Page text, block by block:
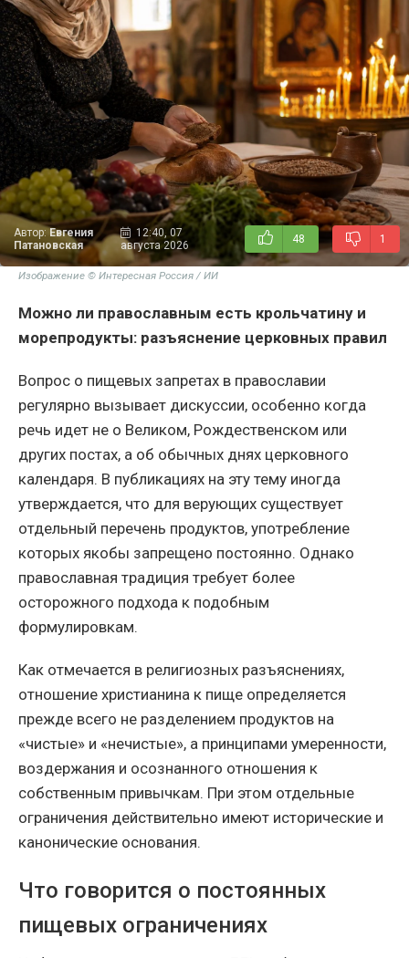
Автор: Евгения
Патановская
12:40, 07
августа 2026
48 1
Изображение © Интересная Россия / ИИ
Можно ли православным есть крольчатину и
морепродукты: разъяснение церковных правил
Вопрос о пищевых запретах в православии
регулярно вызывает дискуссии, особенно когда
речь идет не о Великом, Рождественском или
других постах, а об обычных днях церковного
календаря. В публикациях на эту тему иногда
утверждается, что для верующих существует
отдельный перечень продуктов, употребление
которых якобы запрещено постоянно. Однако
православная традиция требует более
осторожного подхода к подобным
формулировкам.
Как отмечается в религиозных разъяснениях,
отношение христианина к пище определяется
прежде всего не разделением продуктов на
«чистые» и «нечистые», а принципами умеренности,
воздержания и осознанного отношения к
собственным привычкам. При этом отдельные
ограничения действительно имеют исторические и
канонические основания.
Что говорится о постоянных
пищевых ограничениях